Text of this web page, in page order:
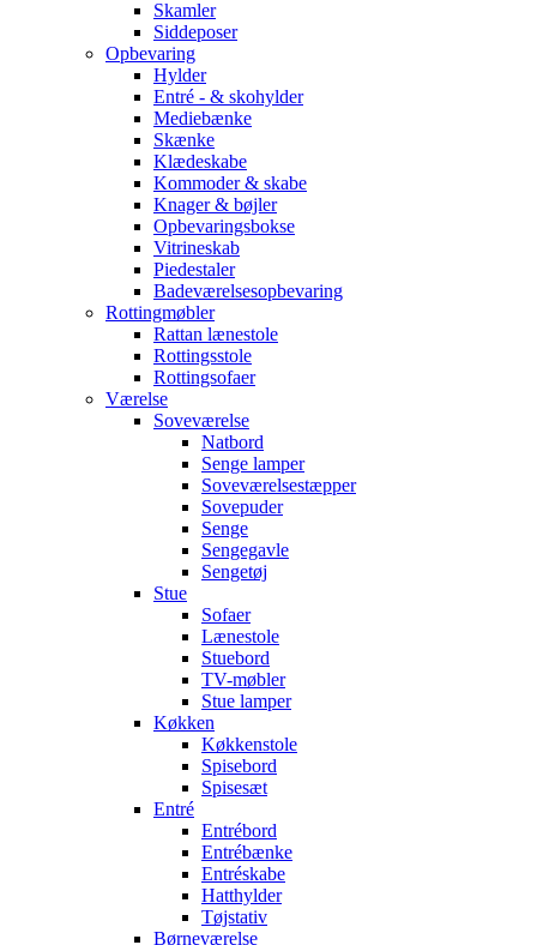
Skamler
Siddeposer
Opbevaring
Hylder
Entré - & skohylder
Mediebænke
Skænke
Klædeskabe
Kommoder & skabe
Knager & bøjler
Opbevaringsbokse
Vitrineskab
Piedestaler
Badeværelsesopbevaring
Rottingmøbler
Rattan lænestole
Rottingsstole
Rottingsofaer
Værelse
Soveværelse
Natbord
Senge lamper
Soveværelsestæpper
Sovepuder
Senge
Sengegavle
Sengetøj
Stue
Sofaer
Lænestole
Stuebord
TV-møbler
Stue lamper
Køkken
Køkkenstole
Spisebord
Spisesæt
Entré
Entrébord
Entrébænke
Entréskabe
Hatthylder
Tøjstativ
Børneværelse